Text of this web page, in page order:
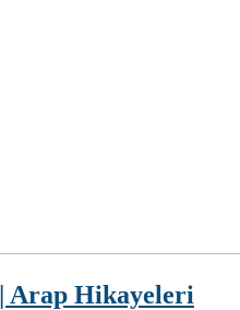
Arap Hikayeleri